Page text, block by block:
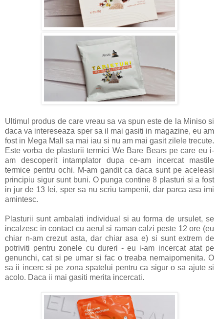
Ultimul produs de care vreau sa va spun este de la Miniso si
daca va intereseaza sper sa il mai gasiti in magazine, eu am
fost in Mega Mall sa mai iau si nu am mai gasit zilele trecute.
Este vorba de plasturii termici We Bare Bears pe care eu i-
am descoperit intamplator dupa ce-am incercat mastile
termice pentru ochi. M-am gandit ca daca sunt pe aceleasi
principiu sigur sunt buni. O punga contine 8 plasturi si a fost
in jur de 13 lei, sper sa nu scriu tampenii, dar parca asa imi
amintesc.
Plasturii sunt ambalati individual si au forma de ursulet, se
incalzesc in contact cu aerul si raman calzi peste 12 ore (eu
chiar n-am crezut asta, dar chiar asa e) si sunt extrem de
potriviti pentru zonele cu dureri - eu i-am incercat atat pe
genunchi, cat si pe umar si fac o treaba nemaipomenita. O
sa ii incerc si pe zona spatelui pentru ca sigur o sa ajute si
acolo. Daca ii mai gasiti merita incercati.